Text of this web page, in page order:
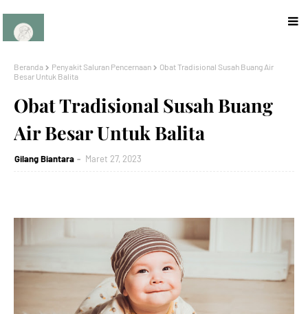
Beranda Penyakit Saluran Pencernaan
Obat Tradisional Susah Buang Air
Besar Untuk Balita
Obat Tradisional Susah Buang
Air Besar Untuk Balita
Gilang Biantara Maret 27, 2023